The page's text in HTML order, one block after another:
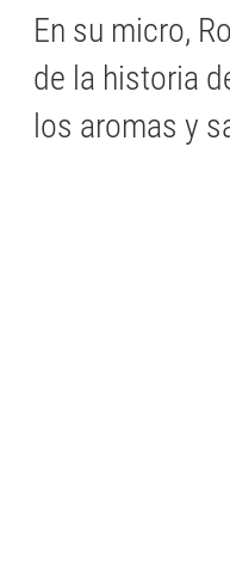
En su micro,
de la historia
los aromas y